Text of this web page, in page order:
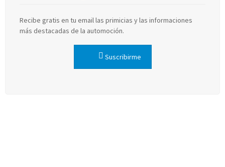
Recibe gratis en tu email las primicias y las informaciones
más destacadas de la automoción.
Suscribirme